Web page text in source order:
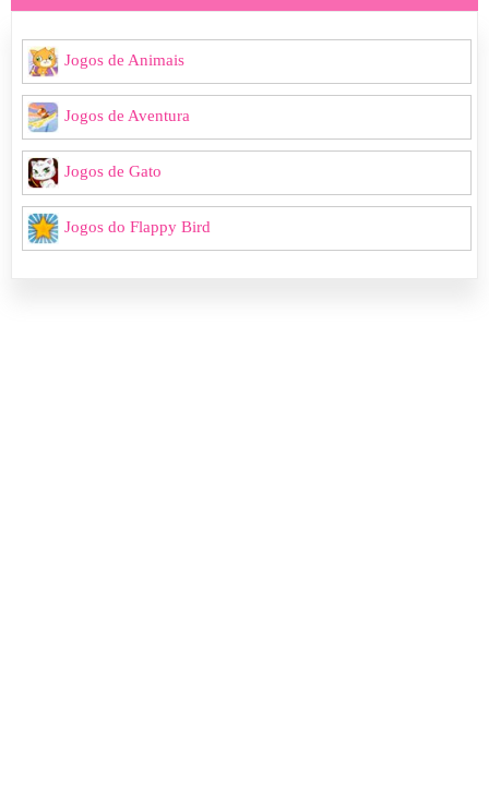
Jogos de Animais
Jogos de Aventura
Jogos de Gato
Jogos do Flappy Bird